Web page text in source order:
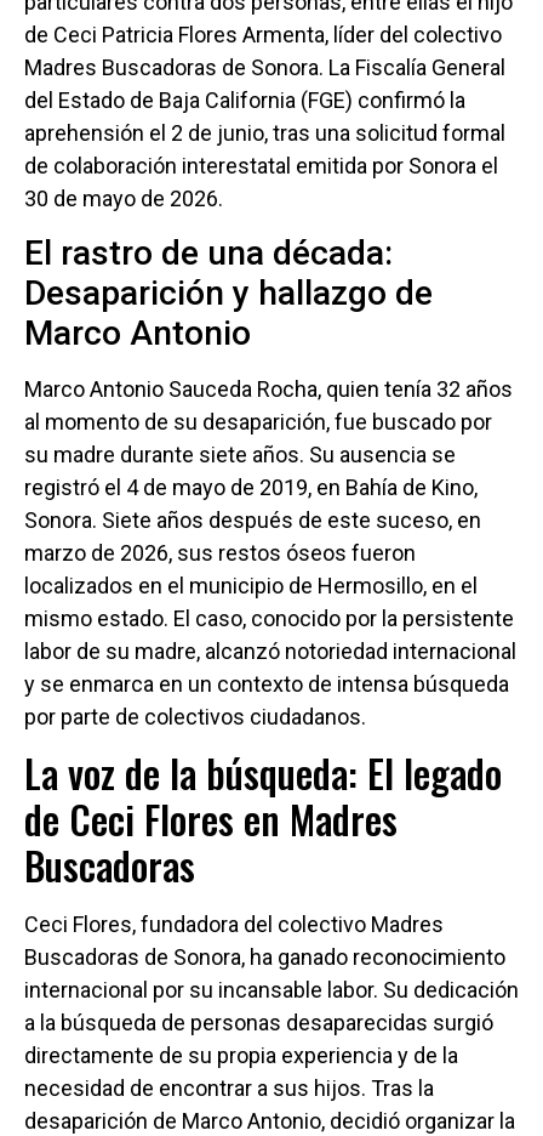
de Ceci Patricia Flores Armenta, líder del colectivo
Madres Buscadoras de Sonora. La Fiscalía General
del Estado de Baja California (FGE) confirmó la
aprehensión el 2 de junio, tras una solicitud formal
de colaboración interestatal emitida por Sonora el
30 de mayo de 2026.
El rastro de una década:
Desaparición y hallazgo de
Marco Antonio
Marco Antonio Sauceda Rocha, quien tenía 32 años
al momento de su desaparición, fue buscado por
su madre durante siete años. Su ausencia se
registró el 4 de mayo de 2019, en Bahía de Kino,
Sonora. Siete años después de este suceso, en
marzo de 2026, sus restos óseos fueron
localizados en el municipio de Hermosillo, en el
mismo estado. El caso, conocido por la persistente
labor de su madre, alcanzó notoriedad internacional
y se enmarca en un contexto de intensa búsqueda
por parte de colectivos ciudadanos.
La voz de la búsqueda: El legado
de Ceci Flores en Madres
Buscadoras
Ceci Flores, fundadora del colectivo Madres
Buscadoras de Sonora, ha ganado reconocimiento
internacional por su incansable labor. Su dedicación
a la búsqueda de personas desaparecidas surgió
directamente de su propia experiencia y de la
necesidad de encontrar a sus hijos. Tras la
desaparición de Marco Antonio, decidió organizar la